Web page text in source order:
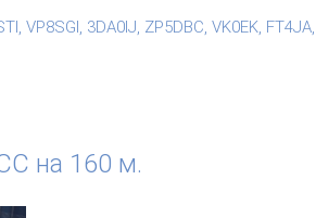
VP8SGI, 3DA0IJ, ZP5DBC, VK0EK,
на 160 м.